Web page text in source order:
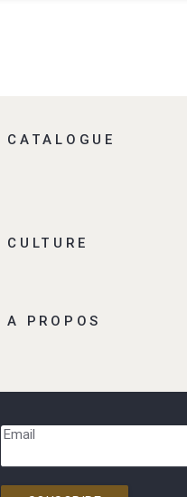
CATALOGUE
CULTURE
A PROPOS
Email